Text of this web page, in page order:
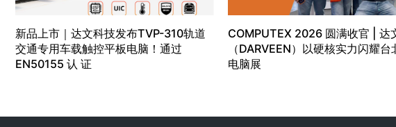
新品上市｜达文科技发布TVP-310轨道
交通专用车载触控平板电脑！通过
EN50155 认 证
COMPUTEX 2026 圆满收官 | 达
（DARVEEN）以硬核实力闪耀台
电脑展